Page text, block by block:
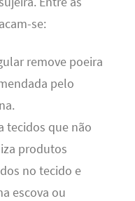
se:
remove poeira
pelo
tecidos que não
produtos
no tecido e
escova ou